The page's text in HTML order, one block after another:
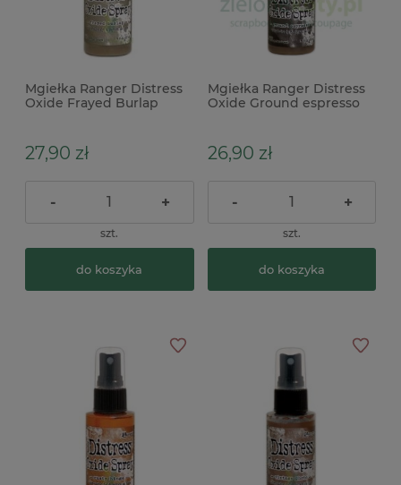
Mgiełka Ranger Distress
Oxide Frayed Burlap
27,90 zł
- +
szt.
do koszyka
Mgiełka Ranger Distress
Oxide Ground espresso
26,90 zł
- +
szt.
do koszyka